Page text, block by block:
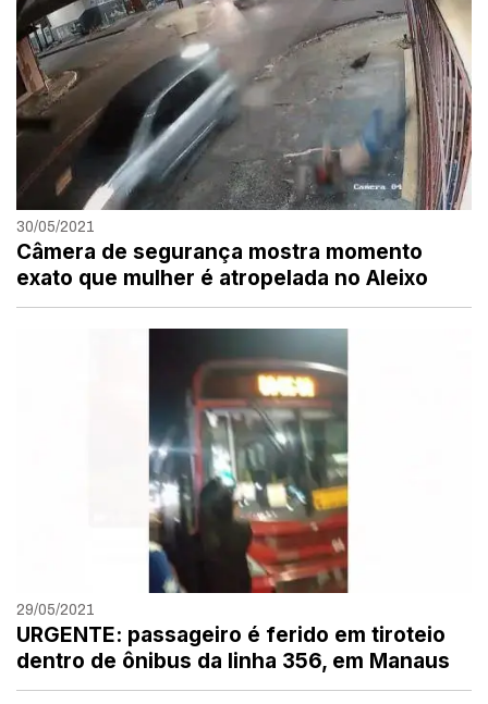
30/05/2021
Câmera de segurança mostra momento
exato que mulher é atropelada no Aleixo
29/05/2021
URGENTE: passageiro é ferido em tiroteio
dentro de ônibus da linha 356, em Manaus